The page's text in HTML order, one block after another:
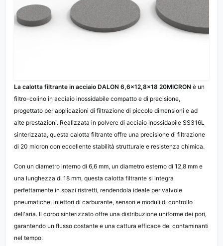
La calotta filtrante in acciaio DALON 6,6×12,8×18 20MICRON è un
filtro-colino in acciaio inossidabile compatto e di precisione,
progettato per applicazioni di filtrazione di piccole dimensioni e ad
alte prestazioni. Realizzata in polvere di acciaio inossidabile SS316L
sinterizzata, questa calotta filtrante offre una precisione di filtrazione
di 20 micron con eccellente stabilità strutturale e resistenza chimica.
Con un diametro interno di 6,6 mm, un diametro esterno di 12,8 mm e
una lunghezza di 18 mm, questa calotta filtrante si integra
perfettamente in spazi ristretti, rendendola ideale per valvole
pneumatiche, iniettori di carburante, sensori e moduli di controllo
dell'aria. Il corpo sinterizzato offre una distribuzione uniforme dei pori,
garantendo un flusso costante e una cattura efficace dei contaminanti
nel tempo.